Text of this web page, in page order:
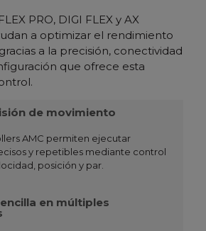
PRO, DIGI FLEX y AX
a optimizar el rendimiento
a la precisión, conectividad
que ofrece esta
de movimiento
AMC permiten ejecutar
y repetibles mediante control
posición y par.
en múltiples